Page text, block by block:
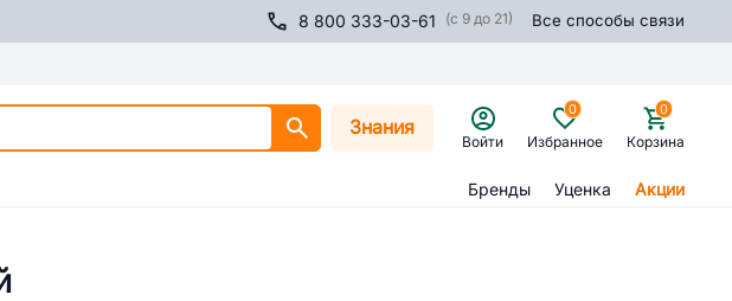
8 800 333-03-61 (с 9 до 21) Все способы связи
Знания
Войти Избранное
0
Корзина
0
Бренды Уценка Акции